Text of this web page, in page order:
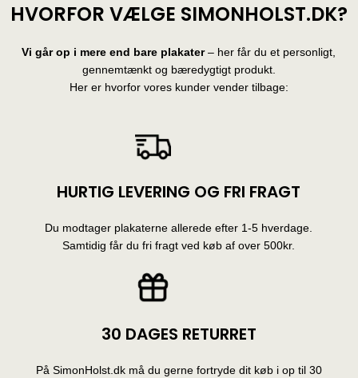
HVORFOR VÆLGE SIMONHOLST.DK?
Vi går op i mere end bare plakater– her får du et personligt,
gennemtænkt og bæredygtigt produkt.
Her er hvorfor vores kunder vender tilbage:
HURTIG LEVERING OG FRI FRAGT
Du modtager plakaterne allerede efter 1-5 hverdage.
Samtidig får du fri fragt ved køb af over 500kr.
30 DAGES RETURRET
På SimonHolst.dk må du gerne fortryde dit køb i op til 30